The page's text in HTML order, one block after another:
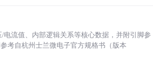
流值、内部逻辑关系等核心数据，并附引脚参
考自杭州士兰微电子官方规格书（版本